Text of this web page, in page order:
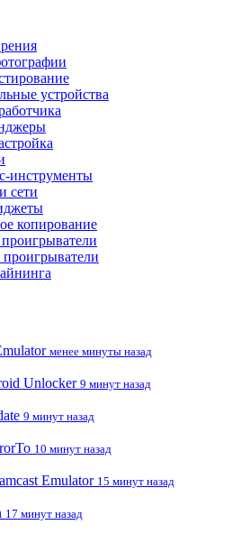
устройства
инструменты
сети
копирование
менее минуты назад
Unlocker 9 минут назад
9 минут назад
10 минут назад
Emulator 15 минут назад
17 минут назад